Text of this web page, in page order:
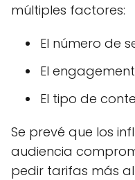
múltiples factores:
El número de
El
El tipo de
Se prevé que los
audiencia
pedir tarifas más